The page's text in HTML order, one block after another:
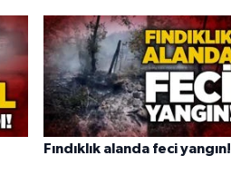
Fındıklık alanda feci yangın!